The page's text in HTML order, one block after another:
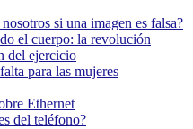
si una imagen es falsa?
el cuerpo: la revolución
del ejercicio
para las mujeres
Ethernet
del teléfono?